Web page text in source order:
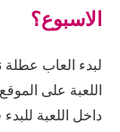
الاسبوع؟
لبدء العاب عطلة
اللعبة على
داخل اللعبة